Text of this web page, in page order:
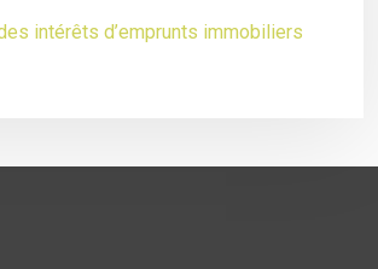
intérêts d’emprunts immobiliers